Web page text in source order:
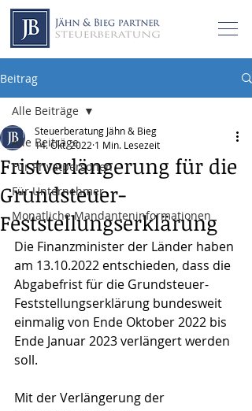
Beitrag
Alle Beiträge
Für Privatpersonen
Für Unternehmer
Monatliche Mandanteninformationen
Alle Beiträge
Fristverlängerung für die
Grundsteuer-
Feststellungserklärung
Steuerberatung Jähn & Bieg
14. Okt. 2022 1 Min. Lesezeit
Die Finanzminister der Länder haben
am 13.10.2022 entschieden, dass die
Abgabefrist für die Grundsteuer-
Feststellungserklärung bundesweit
einmalig von Ende Oktober 2022 bis
Ende Januar 2023 verlängert werden
soll.
Mit der Verlängerung der